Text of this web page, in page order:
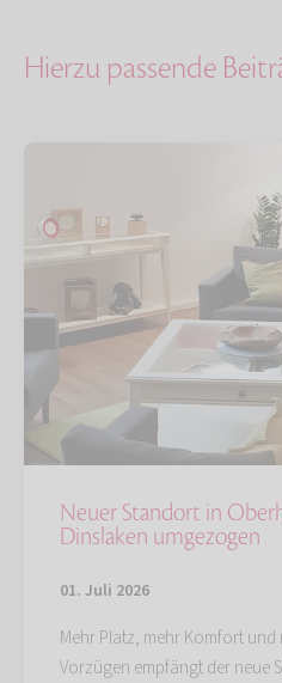
Hierzu passende
Neuer Standort in
Dinslaken umgezogen
01. Juli 2026
Mehr Platz, mehr Komfort und
Vorzügen empfängt der neue